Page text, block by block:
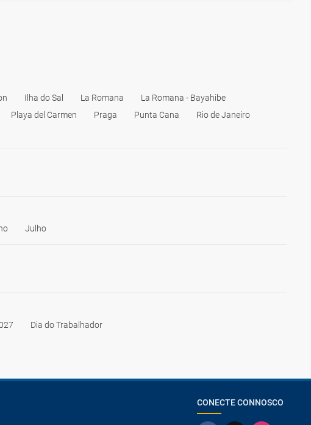
Ilha do Sal La Romana
La Romana - Bayahibe
Playa del Carmen Praga Punta Cana
Rio de Janeiro
Julho
Dia do Trabalhador
CONECTE CONNOSCO